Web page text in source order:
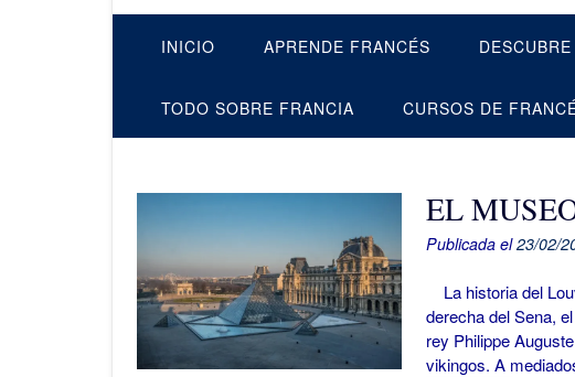
INICIO APRENDE FRANCÉS
TODO SOBRE FRANCIA CURSOS DE
EL
Publicada el23/02/
La historia del
derecha del Sena,
rey Philippe
vikingos. A